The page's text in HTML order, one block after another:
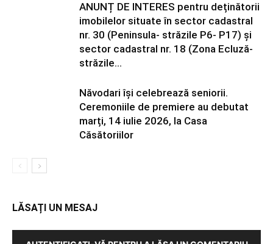
ANUNȚ DE INTERES pentru deținătorii
imobilelor situate în sector cadastral
nr. 30 (Peninsula- străzile P6- P17) și
sector cadastral nr. 18 (Zona Ecluză-
străzile...
Năvodari își celebrează seniorii.
Ceremoniile de premiere au debutat
marți, 14 iulie 2026, la Casa
Căsătoriilor
LĂSAȚI UN MESAJ